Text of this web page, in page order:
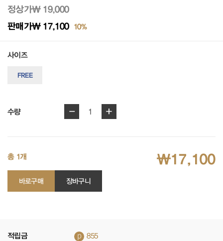
정상가₩ 19,000
판매가₩ 17,100 10%
사이즈
FREE
수량 - 1 +
총 1개 ₩17,100
바로구매 장바구니
적립금 p 855